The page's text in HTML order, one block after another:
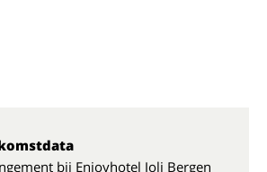
bij Enjoyhotel Joli Bergen